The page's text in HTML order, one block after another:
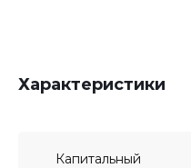
Характеристики
Капитальный